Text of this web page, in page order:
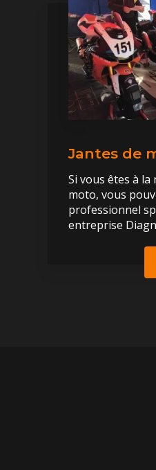
Jantes de
Si vous êtes à la
moto, vous
professionnel
entreprise